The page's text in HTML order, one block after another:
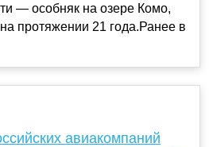
— особняк на озере Комо,
протяжении 21 года.Ранее в
авиакомпаний